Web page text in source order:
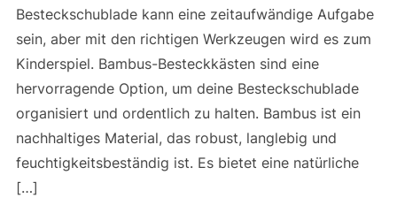
Besteckschublade kann eine zeitaufwändige Aufgabe
sein, aber mit den richtigen Werkzeugen wird es zum
Kinderspiel. Bambus-Besteckkästen sind eine
hervorragende Option, um deine Besteckschublade
organisiert und ordentlich zu halten. Bambus ist ein
nachhaltiges Material, das robust, langlebig und
feuchtigkeitsbeständig ist. Es bietet eine natürliche
[…]